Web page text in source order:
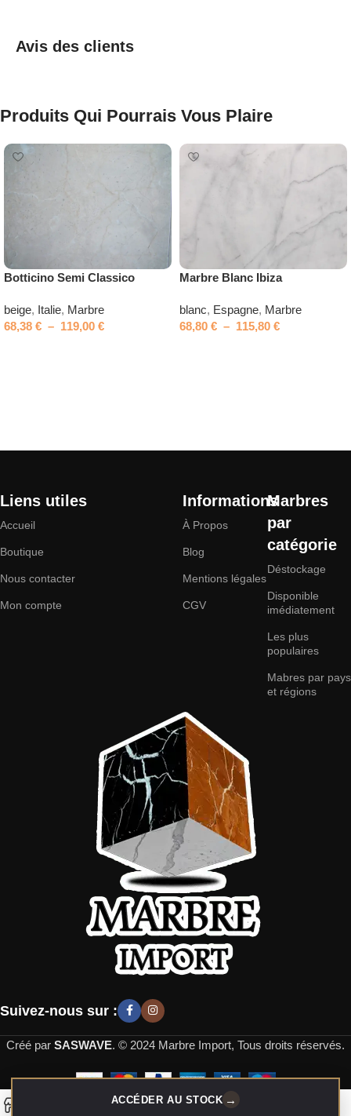
Avis des clients
Produits Qui Pourrais Vous Plaire
Botticino Semi Classico
beige, Italie, Marbre
68,38 € – 119,00 €
Marbre Blanc Ibiza
blanc, Espagne, Marbre
68,80 € – 115,80 €
Liens utiles
Accueil
Boutique
Nous contacter
Mon compte
Informations
À Propos
Blog
Mentions légales
CGV
Marbres
par
catégorie
Déstockage
Disponible
imédiatement
Les plus
populaires
Mabres par pays
et régions
Suivez-nous sur :
Créé par SASWAVE. © 2024 Marbre Import, Tous droits réservés.
ACCÉDER AU STOCK →